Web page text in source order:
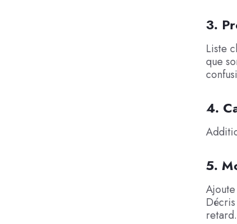
3.
Liste
que
4.
5.
retard.